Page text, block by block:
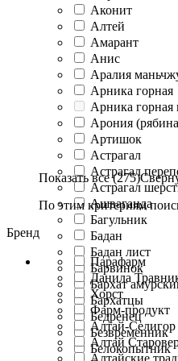
Аконит
Алтей
Амарант
Анис
Аралия
Арника горная
Арника горная
Арония
Артишок
Астрагал
Астрагал
Астрагал
Ашваганда
Багульник
Бадан
Бадан лист
Барвинок
Бархат
Бархатцы
Бедренец
Безвременник
Белокопытник
Показать все (275)
По этим критериям
Бренд
Парафарм
Данила
Хорст
Фарм-продукт
Алтай-Селигор
Алтай
Алтайские